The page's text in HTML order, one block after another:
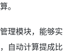
。
理模块，能够实
自动计算提成比